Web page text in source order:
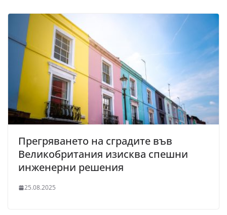
Прегряването на сградите във
Великобритания изисква спешни
инженерни решения
25.08.2025